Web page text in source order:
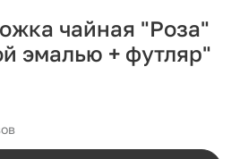
чайная "Роза"
эмалью + футляр"